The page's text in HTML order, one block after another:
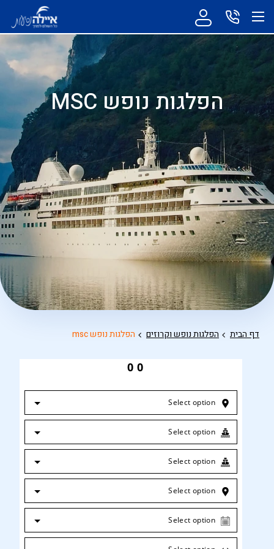
הפלגות נופש MSC
דף הבית הפלגות נופש וקרוזים הפלגות נופש msc
0
0
Select option
Select option
Select option
Select option
Select option